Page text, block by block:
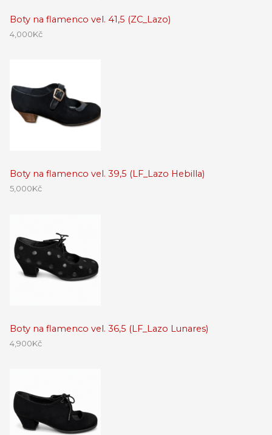
Boty na flamenco vel. 41,5 (ZC_Lazo)
4,000Kč
Boty na flamenco vel. 39,5 (LF_Lazo Hebilla)
5,000Kč
Boty na flamenco vel. 36,5 (LF_Lazo Lunares)
4,900Kč